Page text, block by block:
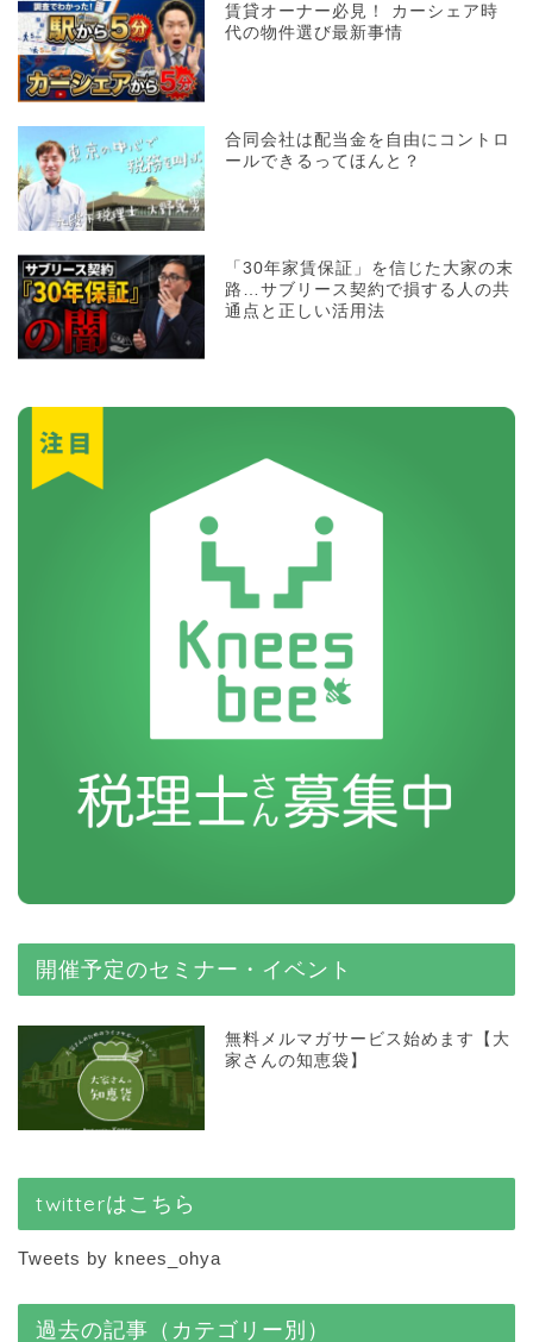
賃貸オーナー必見！ カーシェア時
代の物件選び最新事情
合同会社は配当金を自由にコントロ
ールできるってほんと？
「30年家賃保証」を信じた大家の末
路…サブリース契約で損する人の共
通点と正しい活用法
開催予定のセミナー・イベント
無料メルマガサービス始めます【大
家さんの知恵袋】
twitterはこちら
Tweets by knees_ohya
過去の記事（カテゴリー別）